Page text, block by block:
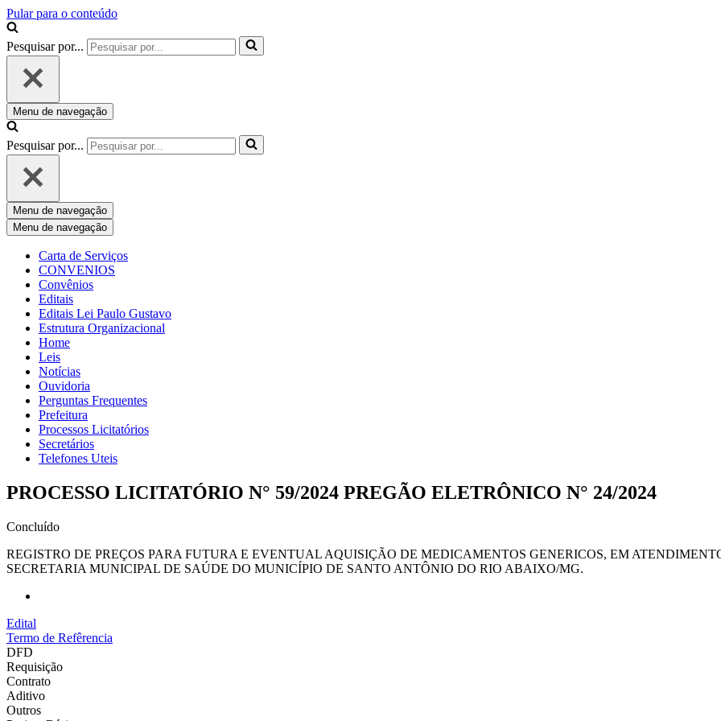
Pular para o conteúdo
Pesquisar por...
Menu de navegação
Pesquisar por...
Menu de navegação
Menu de navegação
Carta de Serviços
CONVENIOS
Convênios
Editais
Editais Lei Paulo Gustavo
Estrutura Organizacional
Home
Leis
Notícias
Ouvidoria
Perguntas Frequentes
Prefeitura
Processos Licitatórios
Secretários
Telefones Uteis
PROCESSO LICITATÓRIO N° 59/2024 PREGÃO ELETRÔNICO N° 24/2024
Concluído
REGISTRO DE PREÇOS PARA FUTURA E EVENTUAL AQUISIÇÃO DE MEDICAMENTOS GENERICOS, EM
SECRETARIA MUNICIPAL DE SAÚDE DO MUNICÍPIO DE SANTO ANTÔNIO DO RIO ABAIXO/MG.
Edital
Termo de Refêrencia
DFD
Requisição
Contrato
Aditivo
Outros